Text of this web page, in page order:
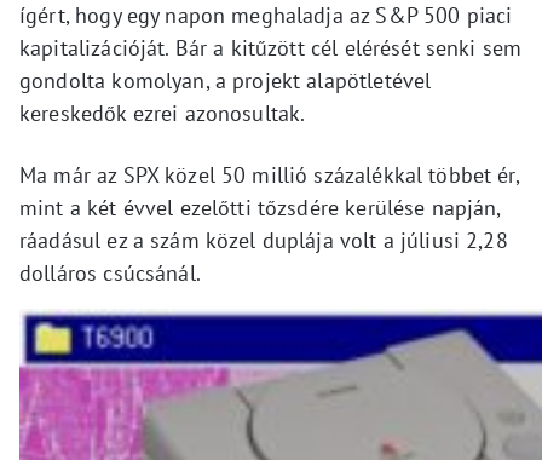
ígért, hogy egy napon meghaladja az S&P 500 piaci
kapitalizációját. Bár a kitűzött cél elérését senki sem
gondolta komolyan, a projekt alapötletével
kereskedők ezrei azonosultak.
Ma már az SPX közel 50 millió százalékkal többet ér,
mint a két évvel ezelőtti tőzsdére kerülése napján,
ráadásul ez a szám közel duplája volt a júliusi 2,28
dolláros csúcsánál.